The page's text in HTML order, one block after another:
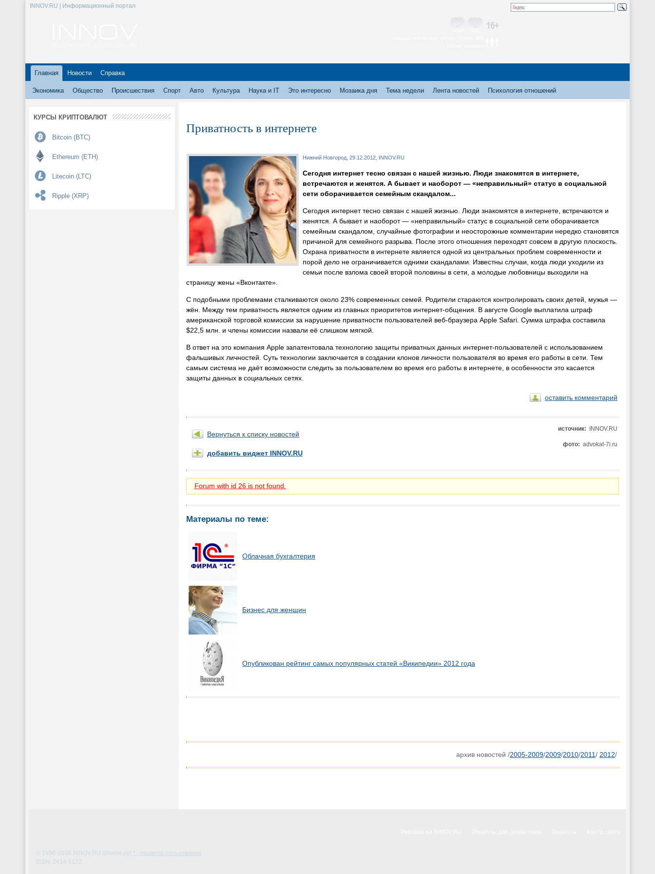
INNOV.RU | Информационный портал
Главная Новости Справка
Экономика Общество Происшествия Спорт Авто Культура Наука и IT Это интересно Мозаика дня Тема недели Лента новостей Психология отношений
КУРСЫ КРИПТОВАЛЮТ
Bitcoin (BTC)
Ethereum (ETH)
Litecoin (LTC)
Ripple (XRP)
Приватность в интернете
Нижний Новгород, 29.12.2012, INNOV.RU
Сегодня интернет тесно связан с нашей жизнью. Люди знакомятся в интернете,
встречаются и женятся. А бывает и наоборот — «неправильный» статус в социальной
сети оборачивается семейным скандалом...
Сегодня интернет тесно связан с нашей жизнью. Люди знакомятся в интернете, встречаются и
женятся. А бывает и наоборот — «неправильный» статус в социальной сети оборачивается
семейным скандалом, случайные фотографии и неосторожные комментарии нередко становятся
причиной для семейного разрыва. После этого отношения переходят совсем в другую плоскость.
Охрана приватности в интернете является одной из центральных проблем современности и
порой дело не ограничивается одними скандалами. Известны случаи, когда люди уходили из
семьи после взлома своей второй половины в сети, а молодые любовницы выходили на
страницу жены «Вконтакте».
С подобными проблемами сталкиваются около 23% современных семей. Родители стараются контролировать своих детей, мужья —
жён. Между тем приватность является одним из главных приоритетов интернет-общения. В августе Google выплатила штраф
американской торговой комиссии за нарушение приватности пользователей веб-браузера Apple Safari. Сумма штрафа составила
$22,5 млн. и члены комиссии назвали её слишком мягкой.
В ответ на это компания Apple запатентовала технологию защиты приватных данных интернет-пользователей с использованием
фальшивых личностей. Суть технологии заключается в создании клонов личности пользователя во время его работы в сети. Тем
самым система не даёт возможности следить за пользователем во время его работы в интернете, в особенности это касается
защиты данных в социальных сетях.
оставить комментарий
Вернуться к списку новостей
добавить виджет INNOV.RU
источник: INNOV.RU
фото: advokat-7i.ru
Forum with id 26 is not found.
Материалы по теме:
Облачная бухгалтерия
Бизнес для женщин
Опубликован рейтинг самых популярных статей «Википедии» 2012 года
архив новостей /2005-2009/2009/2010/2011/ 2012/
© 1996-2018 INNOV.RU (Иннов.ру) * - правила пользования
ISSN: 2414-5122